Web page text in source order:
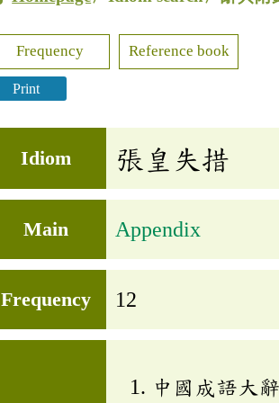
Frequency Reference book
Print
Idiom 張皇失措
Main Appendix
Frequency 12
中國成語大